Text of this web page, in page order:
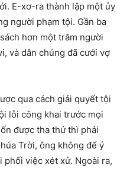
E-xơ-ra thành lập một ủy
người phạm tội. Gần ba
hơn một trăm người
và dân chúng đã cưới vợ
qua cách giải quyết tội
lỗi công khai trước mọi
được tha thứ thì phải
Trời, ông không để ý
phối việc xét xử. Ngoài ra,